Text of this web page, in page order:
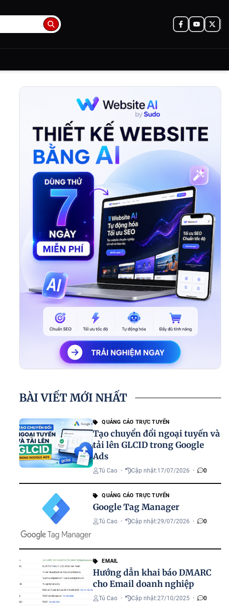
BÀI VIẾT MỚI NHẤT
QUẢNG CÁO TRỰC TUYẾN
Tạo chuyển đổi ngoại tuyến và
tải lên GLCID trong Google
Ads
Tú Cao • Cập nhật:17/07/2026 • 0
QUẢNG CÁO TRỰC TUYẾN
Google Tag Manager
Tú Cao • Cập nhật:29/07/2026 • 0
EMAIL
Hướng dẫn khai báo DMARC
cho Email doanh nghiệp
Tú Cao • Cập nhật:27/10/2025 • 0